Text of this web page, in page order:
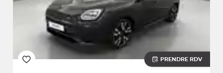
PRENDRE RDV